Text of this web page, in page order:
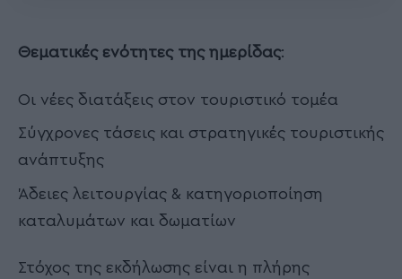
Θεματικές ενότητες της ημερίδας:
Οι νέες διατάξεις στον τουριστικό τομέα
Σύγχρονες τάσεις και στρατηγικές τουριστικής
ανάπτυξης
Άδειες λειτουργίας & κατηγοριοποίηση
καταλυμάτων και δωματίων
Στόχος της εκδήλωσης είναι η πλήρης